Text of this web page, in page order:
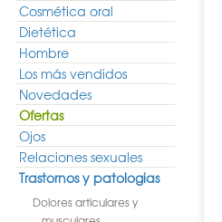
Cosmética oral
Dietética
Hombre
Los más vendidos
Novedades
Ofertas
Ojos
Relaciones sexuales
Trastornos y patologias
Dolores articulares y